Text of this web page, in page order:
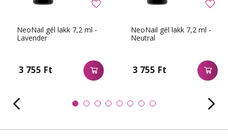
NeoNail gél lakk 7,2 ml -
Lavender
3 755 Ft
NeoNail gél lakk 7,2 ml -
Neutral
3 755 Ft